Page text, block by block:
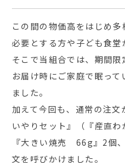
この間の物価高をはじめ
必要とする方や子ども食堂
そこで当組合では、期間
お届け時にご家庭で眠っ
ました。
加えて今回も、通常の注
いやりセット』（『産直
『大きい焼売 66g』2個
文を呼びかけました。